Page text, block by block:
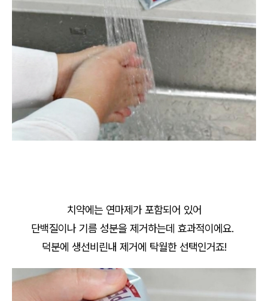
치약에는 연마제가 포함되어 있어
단백질이나 기름 성분을 제거하는데 효과적이에요.
덕분에 생선비린내 제거에 탁월한 선택인거죠!